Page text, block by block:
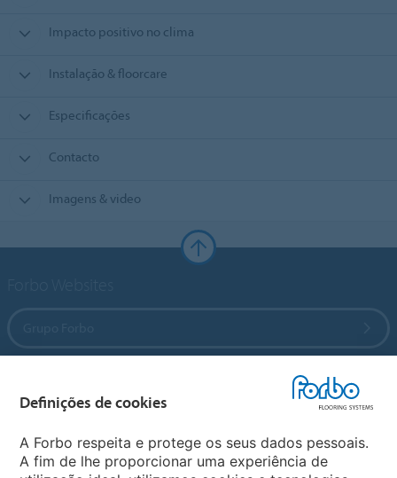
Impacto positivo no clima
Instalação & floorcare
Especificações
Contacto
Imagens & video
Definições de cookies
A Forbo respeita e protege os seus dados pessoais.
A fim de lhe proporcionar uma experiência de